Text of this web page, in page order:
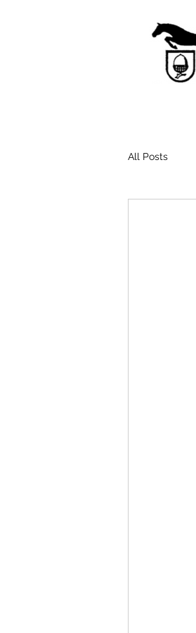
All Posts